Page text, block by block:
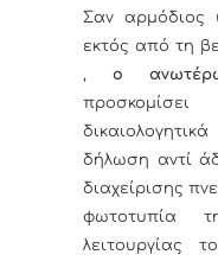
Σαν αρμόδιος
εκτός από τη
, ο
δήλωση αντί
διαχείρισης
φωτοτυπία
λειτουργίας